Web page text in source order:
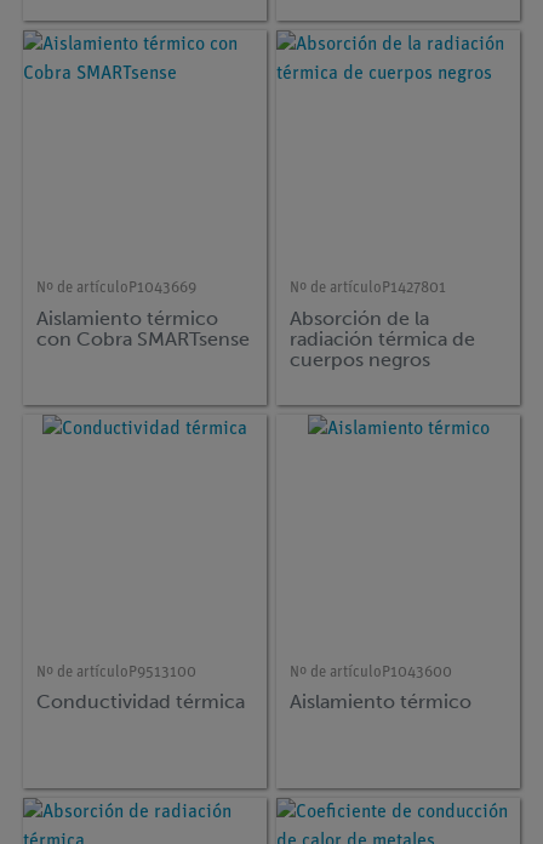
Nº de artículo P1043669
Aislamiento térmico
con Cobra SMARTsense
Nº de artículo P1427801
Absorción de la
radiación térmica de
cuerpos negros
Nº de artículo P9513100
Conductividad térmica
Nº de artículo P1043600
Aislamiento térmico